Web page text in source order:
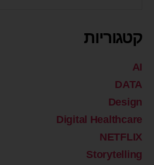
קטגוריות
AI
DATA
Design
Digital Healthcare
NETFLIX
Storytelling